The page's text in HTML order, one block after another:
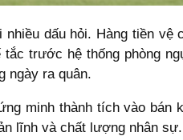
dấu hỏi. Hàng tiền
trước hệ thống phòng
ngày ra quân.
minh thành tích vào
lĩnh và chất lượng nhân